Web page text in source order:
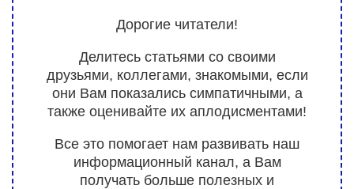
Дорогие читатели!
Делитесь статьями со своими
друзьями, коллегами, знакомыми, если
они Вам показались симпатичными, а
также оценивайте их аплодисментами!
Все это помогает нам развивать наш
информационный канал, а Вам
получать больше полезных и